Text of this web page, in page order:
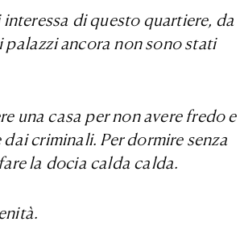
di questo quartiere, da
ancora non sono stati
una casa per non avere fredo e
criminali. Per dormire senza
la docia calda calda.